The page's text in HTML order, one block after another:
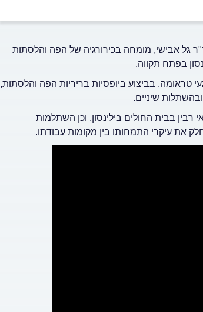
גל אבישי, מומחה בכירורגיה של הפה והלסתות
בפתח תקווה.
טראומה, בביצוע ביופסיות בריריות הפה והלסתות,
שיניים.
בבית החולים בילינסון, וכן השתלמות
את עיקרי התמחותו בין מקומות עבודתו.